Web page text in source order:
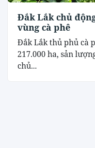
Đắk Lắk chủ
vùng cà phê
Đắk Lắk thủ phủ cà
217.000 ha, sản
chủ...